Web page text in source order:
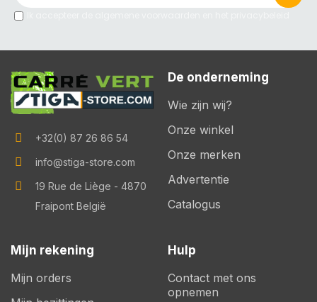
+32(0) 87 26 86 54
info@stiga-store.com
19 Rue de Liège - 4870
Fraipont België
De onderneming
Wie zijn wij?
Onze winkel
Onze merken
Advertentie
Catalogus
Mijn rekening
Mijn orders
Hulp
Contact met ons
opnemen